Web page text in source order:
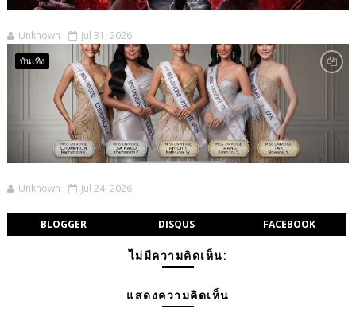
Unknown Jul 31, 2026
บันเทิง
Unknown Jul 24, 2026
BLOGGER DISQUS FACEBOOK
ไม่มีความคิดเห็น:
แสดงความคิดเห็น